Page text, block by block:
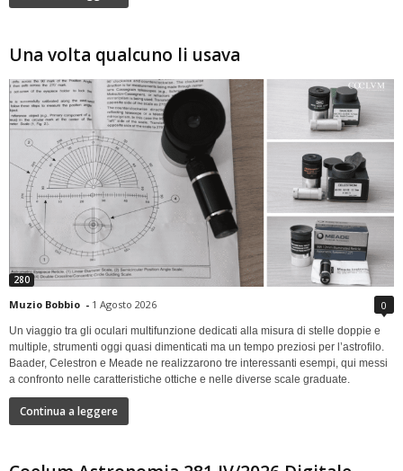
Una volta qualcuno li usava
280
Muzio Bobbio - 1 Agosto 2026 0
Un viaggio tra gli oculari multifunzione dedicati alla misura di stelle doppie e
multiple, strumenti oggi quasi dimenticati ma un tempo preziosi per l’astrofilo.
Baader, Celestron e Meade ne realizzarono tre interessanti esempi, qui messi
a confronto nelle caratteristiche ottiche e nelle diverse scale graduate.
Continua a leggere